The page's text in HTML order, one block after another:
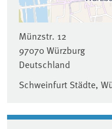
Münzstr. 12
97070 Würzburg
Deutschland
Schweinfurt Städte,